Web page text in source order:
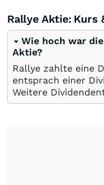
Rallye Aktie: Kurs
Wie hoch war
Aktie?
Rallye zahlte eine
entsprach einer
Weitere